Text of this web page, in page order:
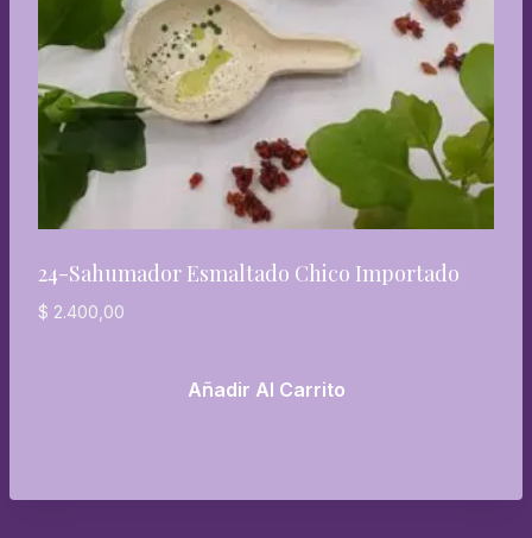
24-Sahumador Esmaltado Chico Importado
$ 2.400,00
Añadir Al Carrito